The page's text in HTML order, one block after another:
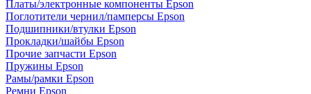
Платы/электронные компоненты Epson
Поглотители чернил/памперсы Epson
Подшипники/втулки Epson
Прокладки/шайбы Epson
Прочие запчасти Epson
Пружины Epson
Рамы/рамки Epson
Ремни Epson